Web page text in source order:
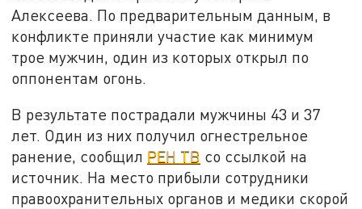
Алексеева. По предварительным данным, в
конфликте приняли участие как минимум
трое мужчин, один из которых открыл по
оппонентам огонь.
В результате пострадали мужчины 43 и 37
лет. Один из них получил огнестрельное
ранение, сообщил РЕН ТВ со ссылкой на
источник. На место прибыли сотрудники
правоохранительных органов и медики скорой